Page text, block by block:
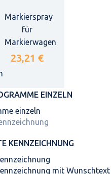
EINZELN
einzeln
KENNZEICHNUNG
mit Wunschtext
Markierspray
für
Markierwagen
23,21 €